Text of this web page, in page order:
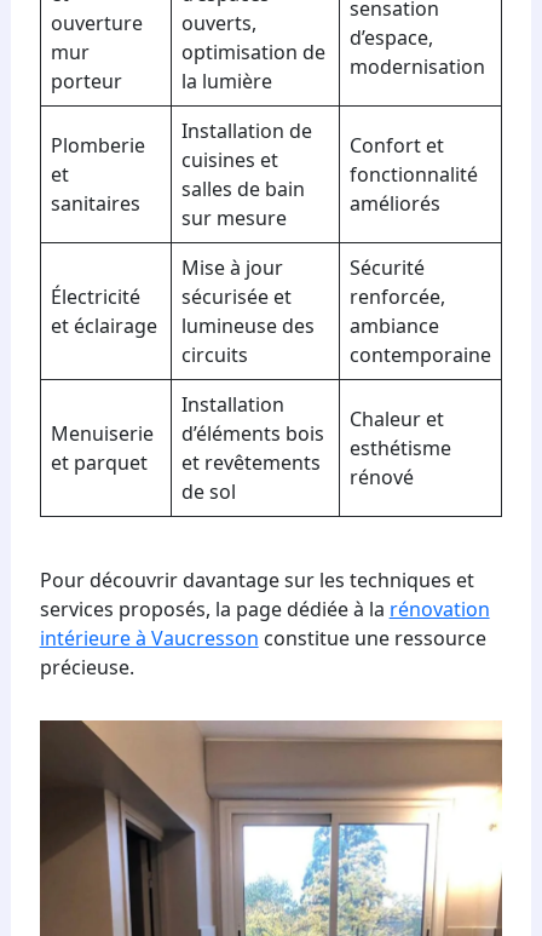
ouverture
mur
porteur
ouverts,
optimisation de
la lumière
sensation
d’espace,
modernisation
Plomberie
et
sanitaires
Installation de
cuisines et
salles de bain
sur mesure
Confort et
fonctionnalité
améliorés
Électricité
et éclairage
Mise à jour
sécurisée et
lumineuse des
circuits
Sécurité
renforcée,
ambiance
contemporaine
Menuiserie
et parquet
Installation
d’éléments bois
et revêtements
de sol
Chaleur et
esthétisme
rénové
Pour découvrir davantage sur les techniques et
services proposés, la page dédiée à la rénovation
intérieure à Vaucresson constitue une ressource
précieuse.